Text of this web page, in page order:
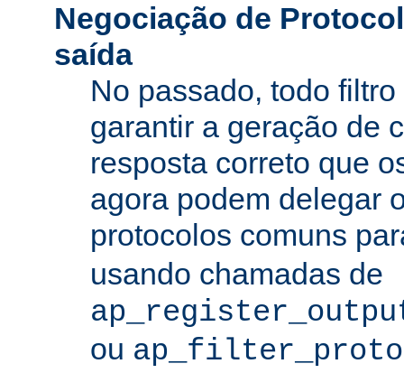
Negociação de
saída
No passado, todo
garantir a geração de
resposta correto que
agora podem delegar
protocolos comuns
usando chamadas de
ou